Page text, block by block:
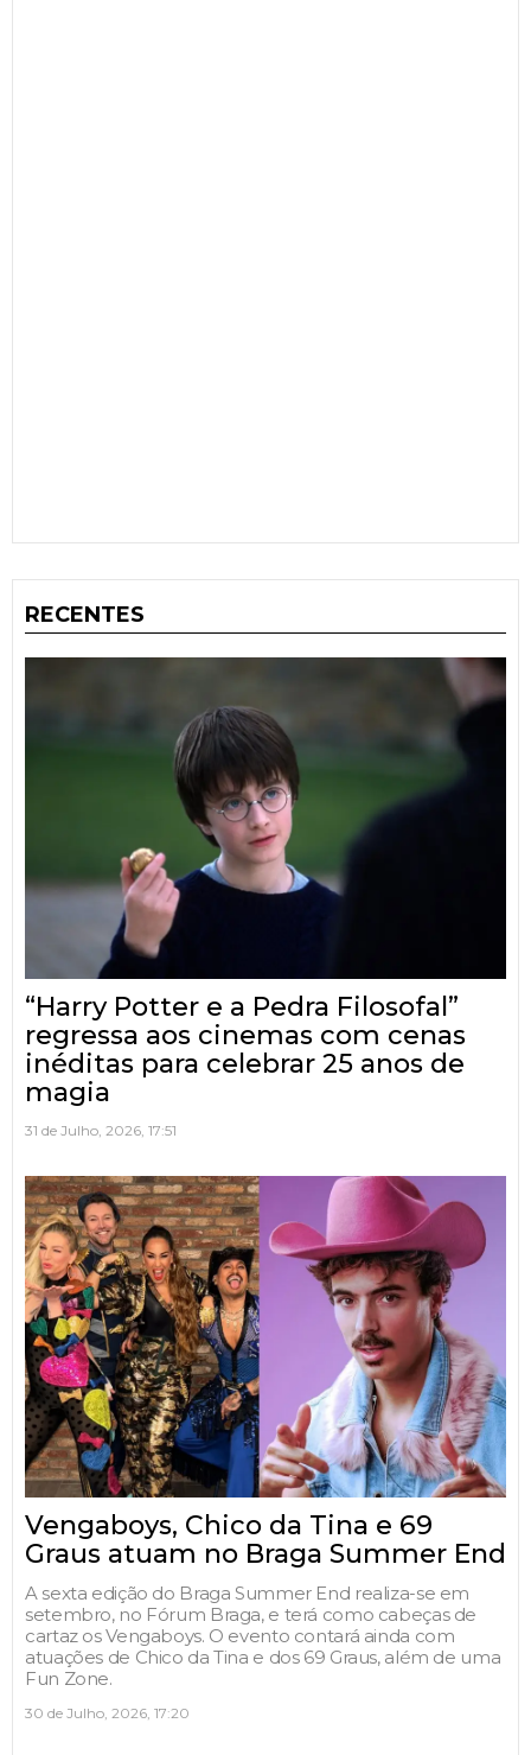
RECENTES
“Harry Potter e a Pedra Filosofal”
regressa aos cinemas com cenas
inéditas para celebrar 25 anos de
magia
31 de Julho, 2026, 17:51
Vengaboys, Chico da Tina e 69
Graus atuam no Braga Summer End
A sexta edição do Braga Summer End realiza-se em
setembro, no Fórum Braga, e terá como cabeças de
cartaz os Vengaboys. O evento contará ainda com
atuações de Chico da Tina e dos 69 Graus, além de uma
Fun Zone.
30 de Julho, 2026, 17:20